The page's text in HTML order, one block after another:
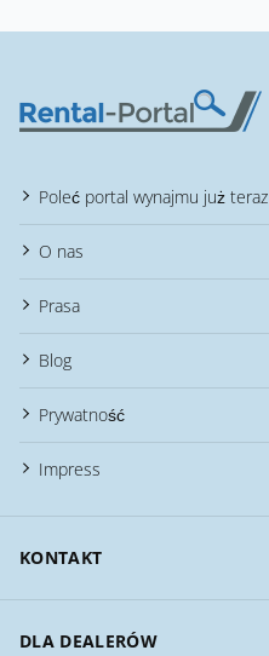
Poleć portal wynajmu już teraz
O nas
Prasa
Blog
Prywatność
Impress
KONTAKT
DLA DEALERÓW